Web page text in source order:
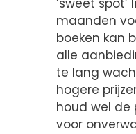
‘sweet
maanden
boeken kan
alle
te lang
hogere
houd wel de
voor